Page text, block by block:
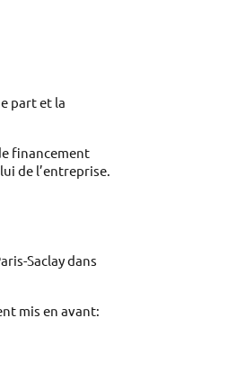
part et la
financement
de l’entreprise.
Saclay dans